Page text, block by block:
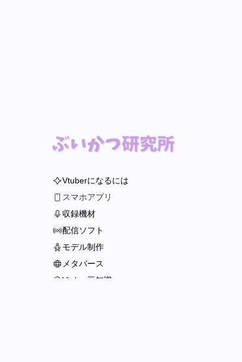
Vtuberになるには
スマホアプリ
収録機材
配信ソフト
モデル制作
メタバース
Vtuber豆知識